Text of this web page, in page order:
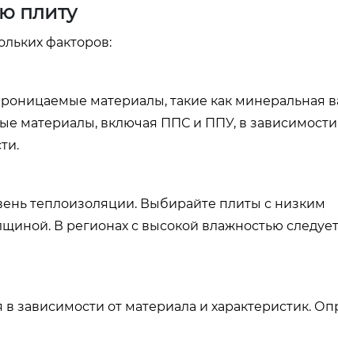
плиту
факторов:
материалы, такие как минеральная
материалы, включая ППС и ППУ, в зависимости
теплоизоляции. Выбирайте плиты с низким
В регионах с высокой влажностью
в зависимости от материала и характеристик.